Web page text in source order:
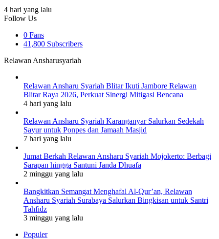
4 hari yang lalu
Follow Us
0 Fans
41,800 Subscribers
Relawan Ansharusyariah
Relawan Ansharu Syariah Blitar Ikuti Jambore Relawan
Blitar Raya 2026, Perkuat Sinergi Mitigasi Bencana
4 hari yang lalu
Relawan Ansharu Syariah Karanganyar Salurkan Sedekah
Sayur untuk Ponpes dan Jamaah Masjid
7 hari yang lalu
Jumat Berkah Relawan Ansharu Syariah Mojokerto: Berbagi
Sarapan hingga Santuni Janda Dhuafa
2 minggu yang lalu
Bangkitkan Semangat Menghafal Al-Qur’an, Relawan
Ansharu Syariah Surabaya Salurkan Bingkisan untuk Santri
Tahfidz
3 minggu yang lalu
Populer